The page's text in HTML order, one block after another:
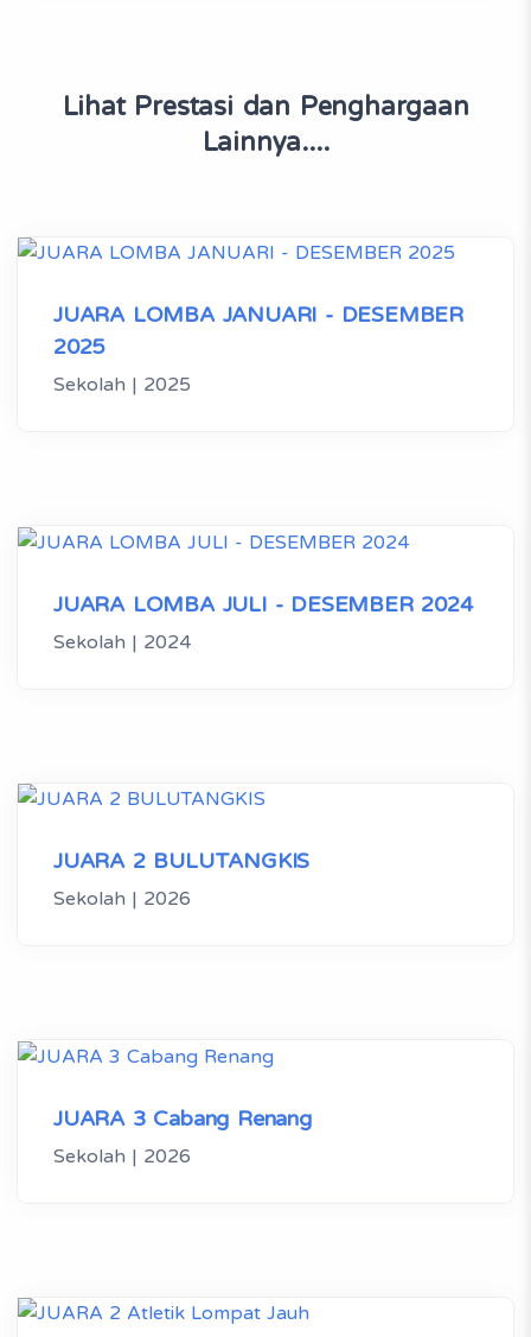
Lihat Prestasi dan Penghargaan
Lainnya....
JUARA LOMBA JANUARI - DESEMBER
2025
Sekolah | 2025
JUARA LOMBA JULI - DESEMBER 2024
Sekolah | 2024
JUARA 2 BULUTANGKIS
Sekolah | 2026
JUARA 3 Cabang Renang
Sekolah | 2026